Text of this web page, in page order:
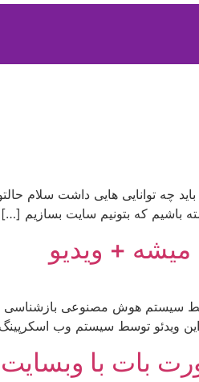
چه توانایی هایی داشت سلام
باشیم که بتونیم سایت بسازیم […]
+ ویدیو
سیستم هوش مصنوعی بازشناسی
ویدئو توسط سیستم وب
بات با وبسایت